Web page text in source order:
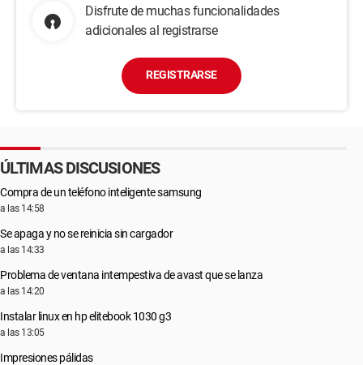
Disfrute de muchas funcionalidades
adicionales al registrarse
REGISTRARSE
ÚLTIMAS DISCUSIONES
Compra de un teléfono inteligente samsung
a las 14:58
Se apaga y no se reinicia sin cargador
a las 14:33
Problema de ventana intempestiva de avast que se lanza
a las 14:20
Instalar linux en hp elitebook 1030 g3
a las 13:05
Impresiones pálidas